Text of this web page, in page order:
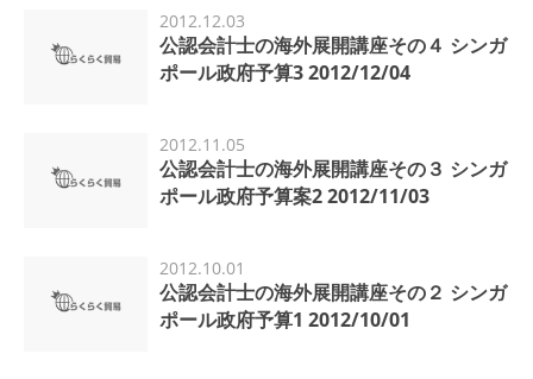
2012.12.03
公認会計士の海外展開講座その４ シンガ
ポール政府予算3 2012/12/04
2012.11.05
公認会計士の海外展開講座その３ シンガ
ポール政府予算案2 2012/11/03
2012.10.01
公認会計士の海外展開講座その２ シンガ
ポール政府予算1 2012/10/01